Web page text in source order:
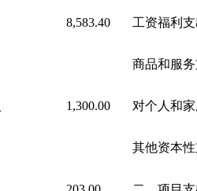
8,583.40 工资福利
商品和服
1,300.00 对个人和
其他资本